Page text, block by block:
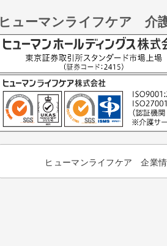
ヒューマンライフケア 介
ヒューマンライフケア 企業